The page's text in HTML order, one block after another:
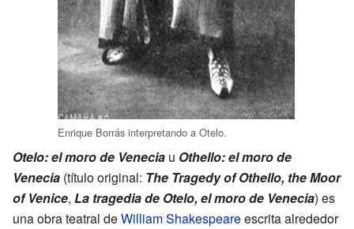
Enrique Borrás interpretando a Otelo.
Otelo: el moro de Venecia u Othello: el moro de
Venecia (título original: The Tragedy of Othello, the Moor
of Venice, La tragedia de Otelo, el moro de Venecia) es
una obra teatral deWilliam Shakespeareescrita alrededor